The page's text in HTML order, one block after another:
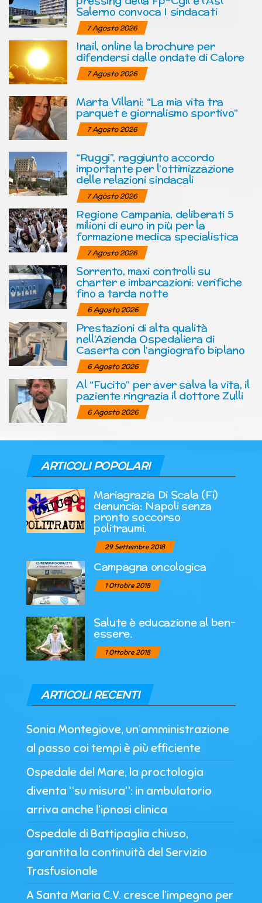
Salerno convoca I sindacati
7 Agosto 2026
Inail, online la brochure per
difendersi dalle ondate di Calore
7 Agosto 2026
Marta Villani: “La mia vita tra
parquet e giornalismo sportivo”
7 Agosto 2026
“Ruggi”, raggiunto accordo
importante per l’ottimizzazione
delle relazioni sindacali
7 Agosto 2026
Regione Campania, deliberati 5
milioni di euro in più per la
formazione medica specialistica
7 Agosto 2026
Sorrento, maxi controlli su
charter e imbarcazioni: verifiche
fino a tarda notte
6 Agosto 2026
Prestazioni di alta qualità
nell’Azienda Ospedaliera di
Caserta con l’angiografo biplano
6 Agosto 2026
Al “Fucito” per aver salva la vita, il
paziente ringrazia il dottore Zulli
6 Agosto 2026
ARTICOLI POPOLARI
Mariagrazia Di Scala (Fi)
denuncia: Napoli senza
pronto soccorso
politraumi.
29 Settembre 2018
Campagna oncologica
1 Ottobre 2018
Salute è educazione al ben-
essere.
1 Ottobre 2018
ARTICOLI RECENTI
Sonia Montegiove, un’amministrazione
al passo coi tempi è più efficiente
Ospedale del Mare, la proctologia
diventa “su misura”: in ambulatorio
arriva anche l’ipnosi clinica
Ospedale di Battipaglia chiuso,
garantita la continuità del Servizio
Trasfusionale
A Santa Maria C.V. cresce l’impegno per